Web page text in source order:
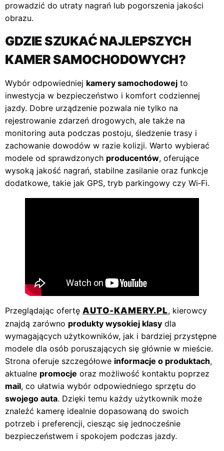
prowadzić do utraty nagrań lub pogorszenia jakości
obrazu.
GDZIE SZUKAĆ NAJLEPSZYCH
KAMER SAMOCHODOWYCH?
Wybór odpowiedniej kamery samochodowej to
inwestycja w bezpieczeństwo i komfort codziennej
jazdy. Dobre urządzenie pozwala nie tylko na
rejestrowanie zdarzeń drogowych, ale także na
monitoring auta podczas postoju, śledzenie trasy i
zachowanie dowodów w razie kolizji. Warto wybierać
modele od sprawdzonych producentów, oferujące
wysoką jakość nagrań, stabilne zasilanie oraz funkcje
dodatkowe, takie jak GPS, tryb parkingowy czy Wi‑Fi.
Przeglądając ofertę AUTO-KAMERY.PL, kierowcy
znajdą zarówno produkty wysokiej klasy dla
wymagających użytkowników, jak i bardziej przystępne
modele dla osób poruszających się głównie w mieście.
Strona oferuje szczegółowe informacje o produktach,
aktualne promocje oraz możliwość kontaktu poprzez
mail, co ułatwia wybór odpowiedniego sprzętu do
swojego auta. Dzięki temu każdy użytkownik może
znaleźć kamerę idealnie dopasowaną do swoich
potrzeb i preferencji, ciesząc się jednocześnie
bezpieczeństwem i spokojem podczas jazdy.